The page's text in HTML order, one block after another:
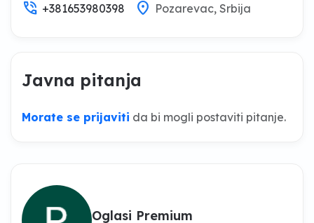
phone_in_talk +381653980398 location_on Pozarevac, Srbija
Javna pitanja
Morate se prijaviti da bi mogli postaviti pitanje.
Oglasi Premium